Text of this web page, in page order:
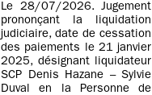
Le 28/07/2026. Jugement
prononçant la liquidation
judiciaire, date de cessation
des paiements le 21 janvier
2025, désignant liquidateur
SCP Denis Hazane – Sylvie
Duval en la Personne de